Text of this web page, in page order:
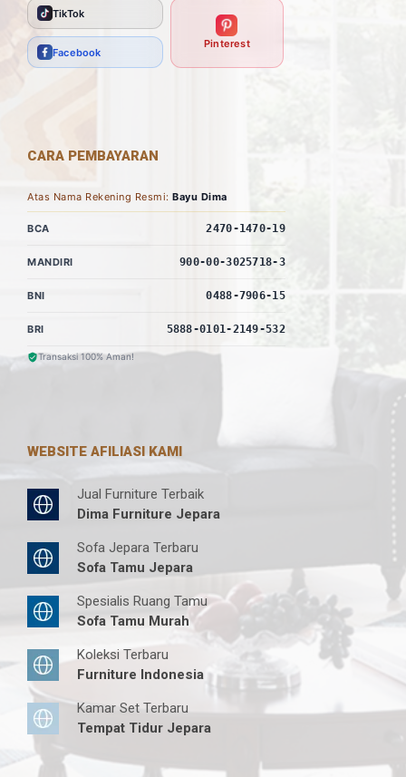
TikTok
Facebook
Pinterest
CARA PEMBAYARAN
Atas Nama Rekening Resmi: Bayu Dima
BCA 2470-1470-19
MANDIRI 900-00-3025718-3
BNI 0488-7906-15
BRI 5888-0101-2149-532
Transaksi 100% Aman!
WEBSITE AFILIASI KAMI
Jual Furniture Terbaik
Dima Furniture Jepara
Sofa Jepara Terbaru
Sofa Tamu Jepara
Spesialis Ruang Tamu
Sofa Tamu Murah
Koleksi Terbaru
Furniture Indonesia
Kamar Set Terbaru
Tempat Tidur Jepara